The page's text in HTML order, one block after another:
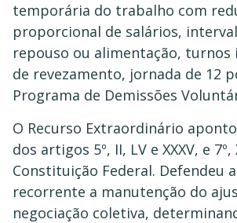
temporária do trabalho com
proporcional de salários,
repouso ou alimentação,
de revezamento, jornada de 12
Programa de Demissões
O Recurso Extraordinário
dos artigos 5º, II, LV e XXXV, e 7º,
Constituição Federal. Defendeu
recorrente a manutenção do
negociação coletiva,